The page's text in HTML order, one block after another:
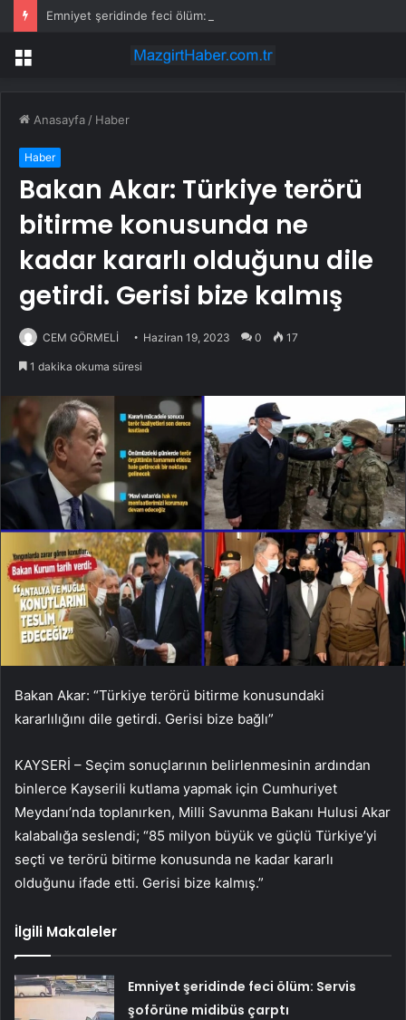
Menü
Anasayfa / Haber
Haber
Bakan Akar: Türkiye terörü
bitirme konusunda ne
kadar kararlı olduğunu dile
getirdi. Gerisi bize kalmış
CEM GÖRMELİ Haziran 19, 2023 0 17
1 dakika okuma süresi
Bakan Akar: “Türkiye terörü bitirme konusundaki
kararlılığını dile getirdi. Gerisi bize bağlı”
KAYSERİ – Seçim sonuçlarının belirlenmesinin ardından
binlerce Kayserili kutlama yapmak için Cumhuriyet
Meydanı’nda toplanırken, Milli Savunma Bakanı Hulusi Akar
kalabalığa seslendi; “85 milyon büyük ve güçlü Türkiye’yi
seçti ve terörü bitirme konusunda ne kadar kararlı
olduğunu ifade etti. Gerisi bize kalmış.”
İlgili Makaleler
Emniyet şeridinde feci ölüm: Servis
şoförüne midibüs çarptı